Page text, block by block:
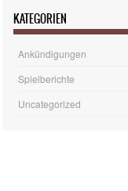
KATEGORIEN
Ankündigungen
Spielberichte
Uncategorized